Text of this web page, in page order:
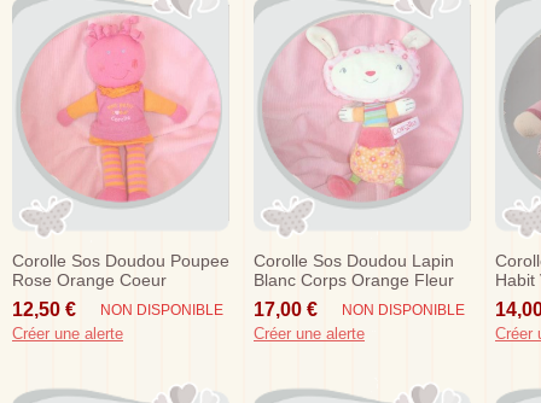
Corolle Sos Doudou Poupee
Rose Orange Coeur
12,50 € NON DISPONIBLE
Créer une alerte
Corolle Sos Doudou Lapin
Blanc Corps Orange Fleur
Rose
17,00 € NON DISPONIBLE
Créer une alerte
Habit
Créer